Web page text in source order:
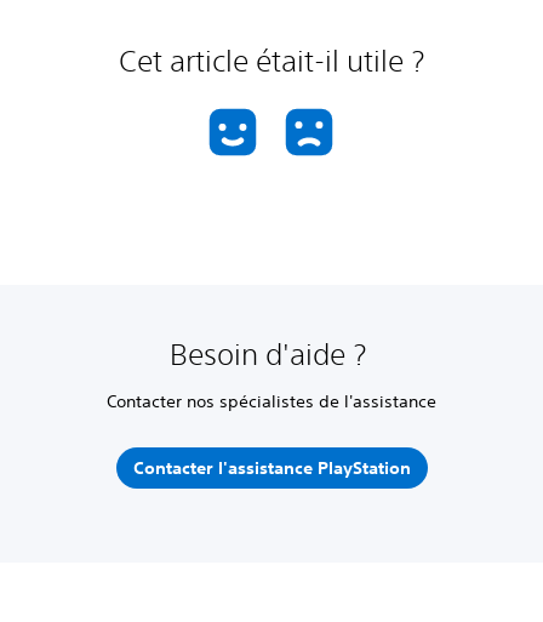
Cet article était-il utile ?
Besoin d'aide ?
Contacter nos spécialistes de l'assistance
Contacter l'assistance PlayStation